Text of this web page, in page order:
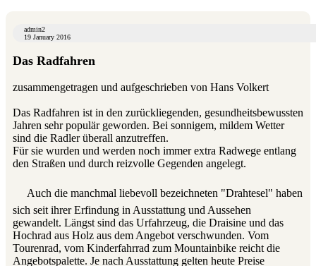
admin2
19 January 2016
Das Radfahren
zusammengetragen und aufgeschrieben von Hans Volkert
Das Radfahren ist in den zurückliegenden, gesundheitsbewussten
Jahren sehr populär geworden. Bei sonnigem, mildem Wetter
sind die Radler überall anzutreffen.
Für sie wurden und werden noch immer extra Radwege entlang
den Straßen und durch reizvolle Gegenden angelegt.
Auch die manchmal liebevoll bezeichneten "Drahtesel" haben
sich seit ihrer Erfindung in Ausstattung und Aussehen
gewandelt. Längst sind das Urfahrzeug, die Draisine und das
Hochrad aus Holz aus dem Angebot verschwunden. Vom
Tourenrad, vom Kinderfahrrad zum Mountainbike reicht die
Angebotspalette. Je nach Ausstattung gelten heute Preise